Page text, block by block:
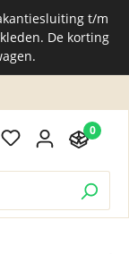
t/m
De korting
0